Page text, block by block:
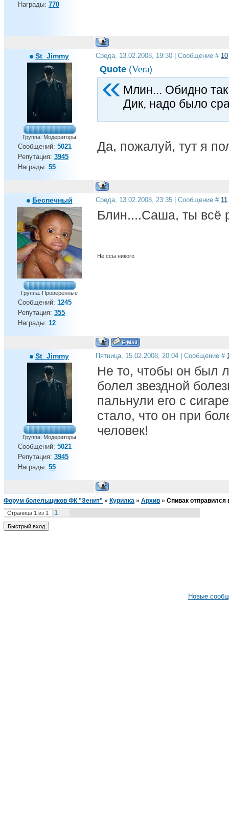
Награды: 770
St_Jimmy
Группа: Модераторы
Сообщений: 5021
Репутация: 3945
Награды: 55
Среда, 13.02.2008, 19:30 | Сообщение # 10
Quote (Vera)
Млин... Обидно
Дик, надо было
Да, пожалуй, тут я
Беспечный
Группа: Проверенные
Сообщений: 1245
Репутация: 355
Награды: 12
Среда, 13.02.2008, 23:35 | Сообщение # 11
Блин....Саша, ты всё
Не ссы никого
St_Jimmy
Группа: Модераторы
Сообщений: 5021
Репутация: 3945
Награды: 55
Пятница, 15.02.2008, 20:04 | Сообщение #
Не то, чтобы он был
болел звездной
пальнули его с
стало, что он при
человек!
Форум болельщиков ФК "Зенит" » Курилка » Архив » Спивак отправился
Страница 1 из 1 1
Новые